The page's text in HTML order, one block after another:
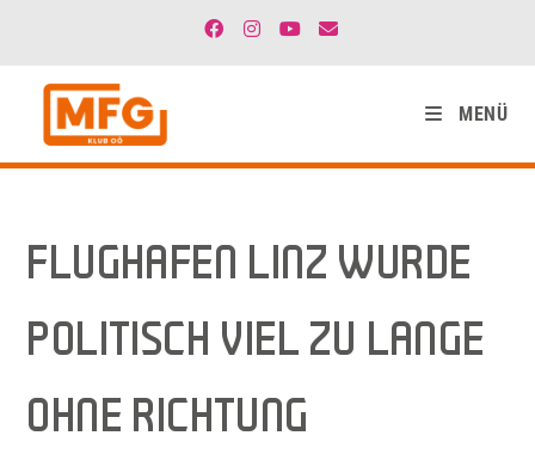
MENÜ
FLUGHAFEN LINZ WURDE
POLITISCH VIEL ZU LANGE
OHNE RICHTUNG